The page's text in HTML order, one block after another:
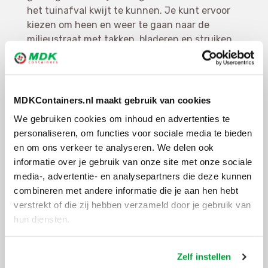
MDKContainers.nl maakt gebruik van cookies
We gebruiken cookies om inhoud en advertenties te
personaliseren, om functies voor sociale media te bieden
en om ons verkeer te analyseren. We delen ook
informatie over je gebruik van onze site met onze sociale
media-, advertentie- en analysepartners die deze kunnen
combineren met andere informatie die je aan hen hebt
verstrekt of die zij hebben verzameld door je gebruik van
hun diensten.
Zelf instellen
het tuinafval kwijt te kunnen. Je kunt ervoor
kiezen om heen en weer te gaan naar de
milieustraat met takken, bladeren en struiken,
of je kunt een
tuinafval container huren. Door
een container te huren, kunt je jouw tuinafval
over het ophalen van de container voor
Verschillende maten
puinbakken
Bij het huren van een tuinafval container
Containers staat altijd klaar met de ideale